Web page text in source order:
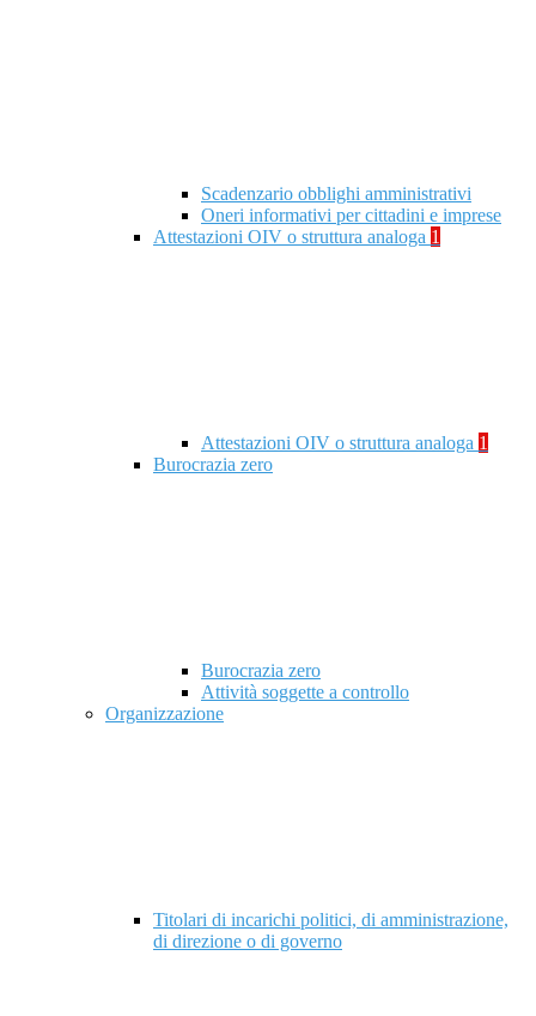
Scadenzario obblighi amministrativi
Oneri informativi per cittadini e imprese
Attestazioni OIV o struttura analoga 1
Attestazioni OIV o struttura analoga 1
Burocrazia zero
Burocrazia zero
Attività soggette a controllo
Organizzazione
Titolari di incarichi politici, di amministrazione,
di direzione o di governo